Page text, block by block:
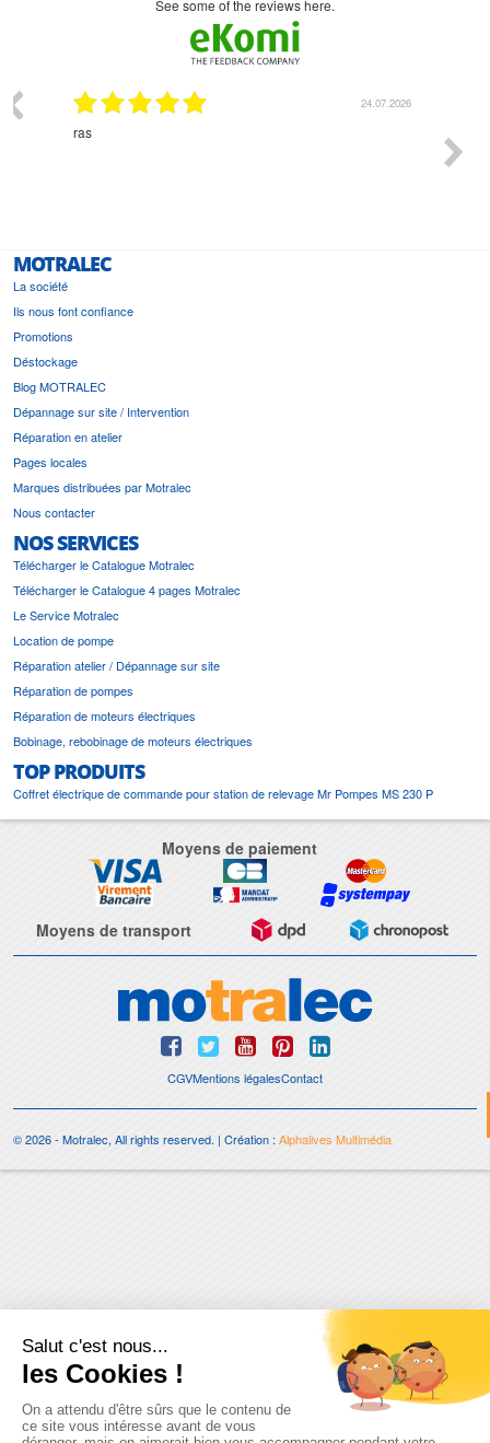
see some of the reviews here.
24.07.2026
ras
MOTRALEC
La société
Ils nous font confiance
Promotions
Déstockage
Blog MOTRALEC
Dépannage sur site / Intervention
Réparation en atelier
Pages locales
Marques distribuées par Motralec
Nous contacter
NOS SERVICES
Télécharger le Catalogue Motralec
Télécharger le Catalogue 4 pages Motralec
Le Service Motralec
Location de pompe
Réparation atelier / Dépannage sur site
Réparation de pompes
Réparation de moteurs électriques
Bobinage, rebobinage de moteurs électriques
TOP PRODUITS
Coffret électrique de commande pour station de relevage Mr Pompes MS 230 P
Moyens de paiement
Moyens de transport
CGVMentions légalesContact
© 2026 - Motralec, All rights reserved. | Création : Alphalives Multimédia